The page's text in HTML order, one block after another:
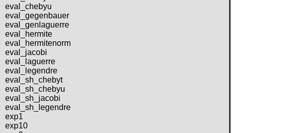
eval_chebyu
eval_gegenbauer
eval_genlaguerre
eval_hermite
eval_hermitenorm
eval_jacobi
eval_laguerre
eval_legendre
eval_sh_chebyt
eval_sh_chebyu
eval_sh_jacobi
eval_sh_legendre
exp1
exp10